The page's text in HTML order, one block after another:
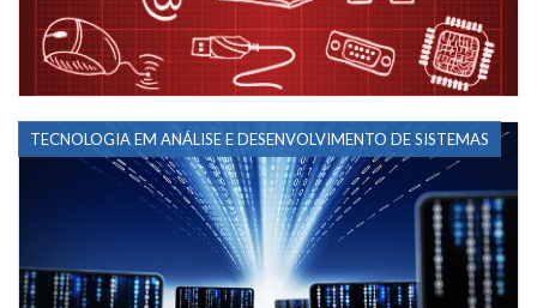
TECNOLOGIA EM ANÁLISE E DESENVOLVIMENTO DE SISTEMAS